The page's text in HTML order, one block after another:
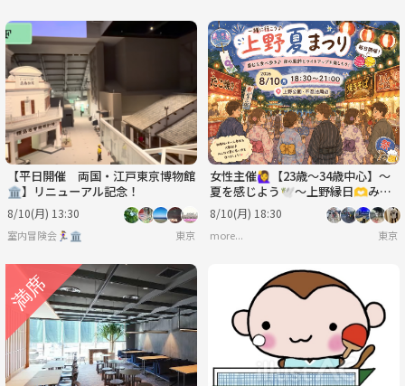
【平日開催 両国・江戸東京博物館
🏛️】リニューアル記念！
8/10(月) 13:30
室内冒険会🏃‍♀️🏛 東京
女性主催🙋‍♀️【23歳～34歳中心】～
夏を感じよう🕊️～上野縁日🫶みん
なで夏祭りにいき隊🏮🍧🫶
8/10(月) 18:30
more... 東京